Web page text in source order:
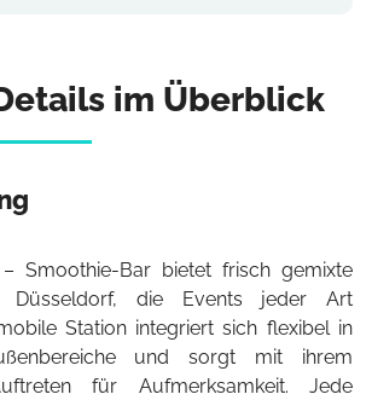
im Überblick
– Smoothie-Bar bietet frisch gemixte
Düsseldorf, die Events jeder Art
Station integriert sich flexibel in
und sorgt mit ihrem
für Aufmerksamkeit. Jede